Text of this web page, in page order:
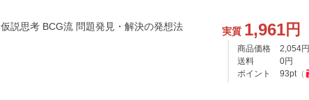
仮説思考 BCG流 問題発見・解決の発想法 実質 1,961円
商品価格 2,054円
送料
0円
ポイント
93pt（